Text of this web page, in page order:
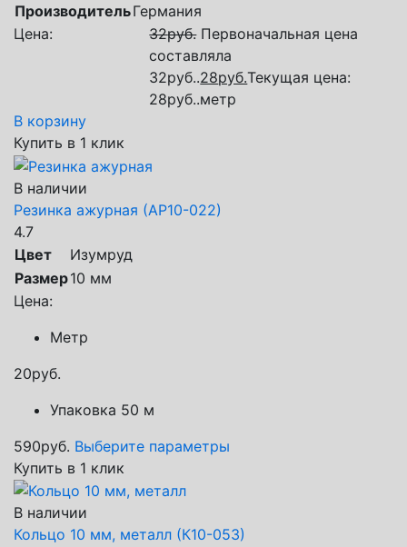
ПроизводительГермания
Цена:
32руб. Первоначальная цена
составляла
32руб..28руб.Текущая цена:
28руб..метр
В корзину
Купить в 1 клик
В наличии
Резинка ажурная (АР10-022)
4.7
Цвет
Изумруд
Размер10 мм
Цена:
Метр
20руб.
Упаковка 50 м
590руб. Выберите параметры
Купить в 1 клик
В наличии
Кольцо 10 мм, металл (К10-053)